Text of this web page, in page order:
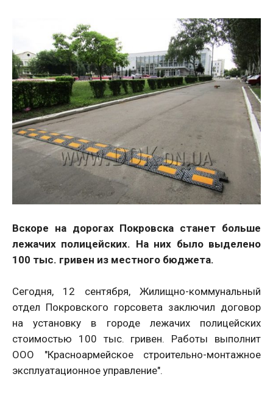
Вскоре на дорогах Покровска станет больше
лежачих полицейских. На них было выделено
100 тыс. гривен из местного бюджета.
Сегодня, 12 сентября, Жилищно-коммунальный
отдел Покровского горсовета заключил договор
на установку в городе лежачих полицейских
стоимостью 100 тыс. гривен. Работы выполнит
ООО "Красноармейское строительно-монтажное
эксплуатационное управление".